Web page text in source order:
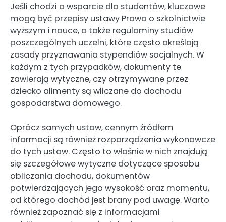
Jeśli chodzi o wsparcie dla studentów, kluczowe
mogą być przepisy ustawy Prawo o szkolnictwie
wyższym i nauce, a także regulaminy studiów
poszczególnych uczelni, które często określają
zasady przyznawania stypendiów socjalnych. W
każdym z tych przypadków, dokumenty te
zawierają wytyczne, czy otrzymywane przez
dziecko alimenty są wliczane do dochodu
gospodarstwa domowego.
Oprócz samych ustaw, cennym źródłem
informacji są również rozporządzenia wykonawcze
do tych ustaw. Często to właśnie w nich znajdują
się szczegółowe wytyczne dotyczące sposobu
obliczania dochodu, dokumentów
potwierdzających jego wysokość oraz momentu,
od którego dochód jest brany pod uwagę. Warto
również zapoznać się z informacjami